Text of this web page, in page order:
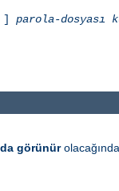
] parola-dosyası
görünür